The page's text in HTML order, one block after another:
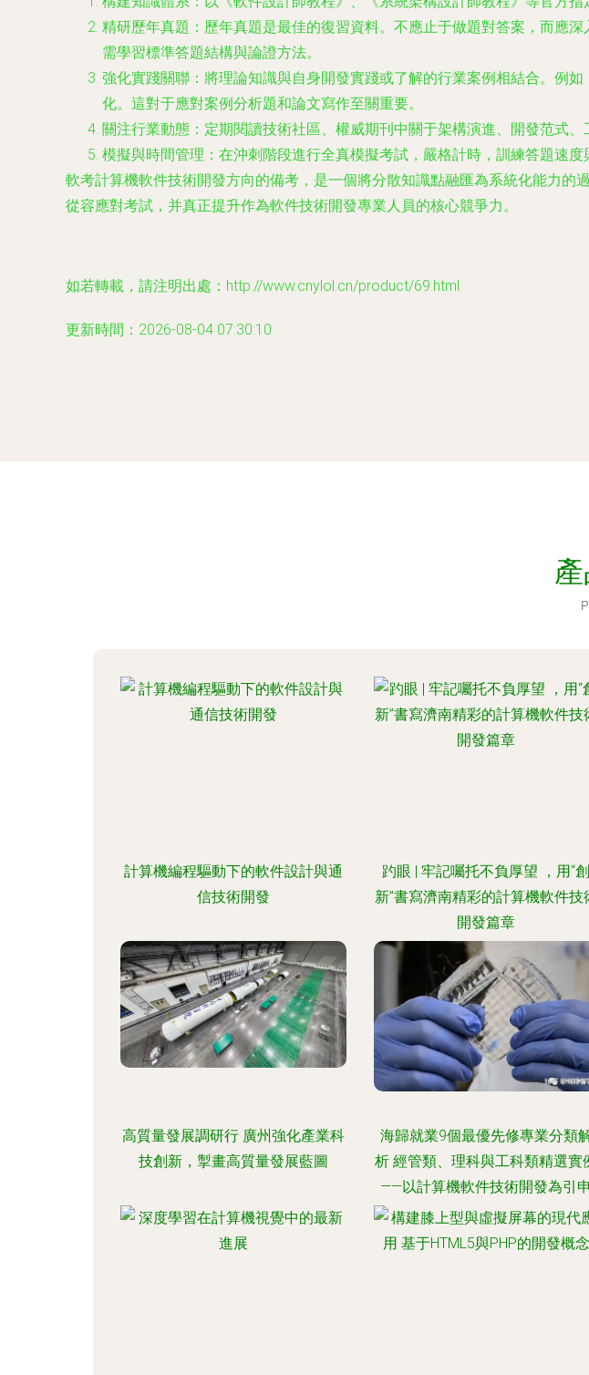
精研歷年真題 ：歷年真題是最佳的復習資料。不應止于做題對答案，而應
需學習標準答題結構與論證方法。
強化實踐關聯 ：將理論知識與自身開發實踐或了解的行業案例相結合。例
化。這對于應對案例分析題和論文寫作至關重要。
關注行業動態 ：定期閱讀技術社區、權威期刊中關于架構演進、開發范式
模擬與時間管理 ：在沖刺階段進行全真模擬考試，嚴格計時，訓練答題速
軟考計算機軟件技術開發方向的備考，是一個將分散知識點融匯為系統化能力
從容應對考試，并真正提升作為軟件技術開發專業人員的核心競爭力。
如若轉載，請注明出處：http://www.cnylol.cn/product/69.html
更新時間：2026-08-04 07:30:10
計算機編程驅動下的軟件設計與通
信技術開發
趵眼 | 牢記囑托不負厚望 ，用“創
新”書寫濟南精彩的計算機軟件技
開發篇章
高質量發展調研行 廣州強化產業科
技創新，掣畫高質量發展藍圖
海歸就業9個最優先修專業分類
析 經管類、理科與工科類精選實
——以計算機軟件技術開發為引申